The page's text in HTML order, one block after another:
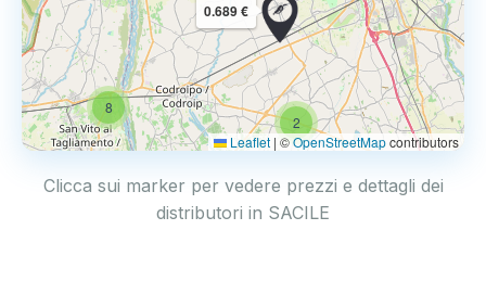
2
8
0.689 €
Leaflet | ©OpenStreetMapcontributors
Clicca sui marker per vedere prezzi e dettagli dei
distributori in SACILE